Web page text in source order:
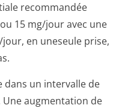
recommandée
ou 15 mg/jour avec une
en uneseule prise,
dans un intervalle de
Une augmentation de